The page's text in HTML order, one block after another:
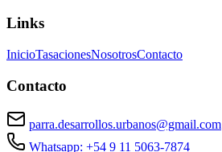
Links
InicioTasacionesNosotrosContacto
Contacto
parra.desarrollos.urbanos@gmail.com
Whatsapp: +54 9 11 5063-7874